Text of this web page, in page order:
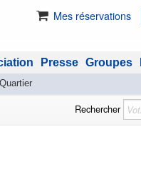
Mes réservations
Quartier
Groupes
Presse
Rechercher